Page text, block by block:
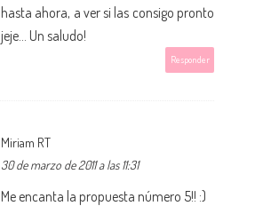
hasta ahora, a ver si las consigo pronto
jeje... Un saludo!
Responder
Miriam RT
30 de marzo de 2011 a las 11:31
Me encanta la propuesta número 5!! :)